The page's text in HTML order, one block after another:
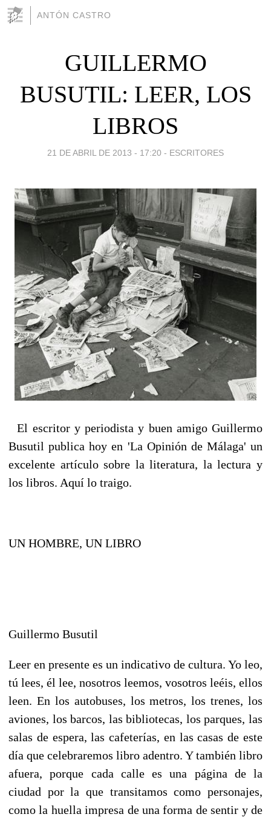
ANTÓN CASTRO
GUILLERMO
BUSUTIL: LEER, LOS
LIBROS
21 DE ABRIL DE 2013 - 17:20 - ESCRITORES
El escritor y periodista y buen amigo Guillermo
Busutil publica hoy en 'La Opinión de Málaga' un
excelente artículo sobre la literatura, la lectura y
los libros. Aquí lo traigo.
UN HOMBRE, UN LIBRO
Guillermo Busutil
Leer en presente es un indicativo de cultura. Yo leo,
tú lees, él lee, nosotros leemos, vosotros leéis, ellos
leen. En los autobuses, los metros, los trenes, los
aviones, los barcos, las bibliotecas, los parques, las
salas de espera, las cafeterías, en las casas de este
día que celebraremos libro adentro. Y también libro
afuera, porque cada calle es una página de la
ciudad por la que transitamos como personajes,
como la huella impresa de una forma de sentir y de